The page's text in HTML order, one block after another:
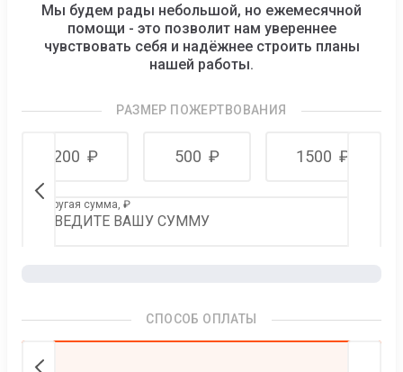
Мы будем рады небольшой, но ежемесячной
помощи - это позволит нам увереннее
чувствовать себя и надёжнее строить планы
нашей работы.
РАЗМЕР ПОЖЕРТВОВАНИЯ
200 ₽ 500 ₽ 1500 ₽
Другая сумма, ₽
СПОСОБ ОПЛАТЫ